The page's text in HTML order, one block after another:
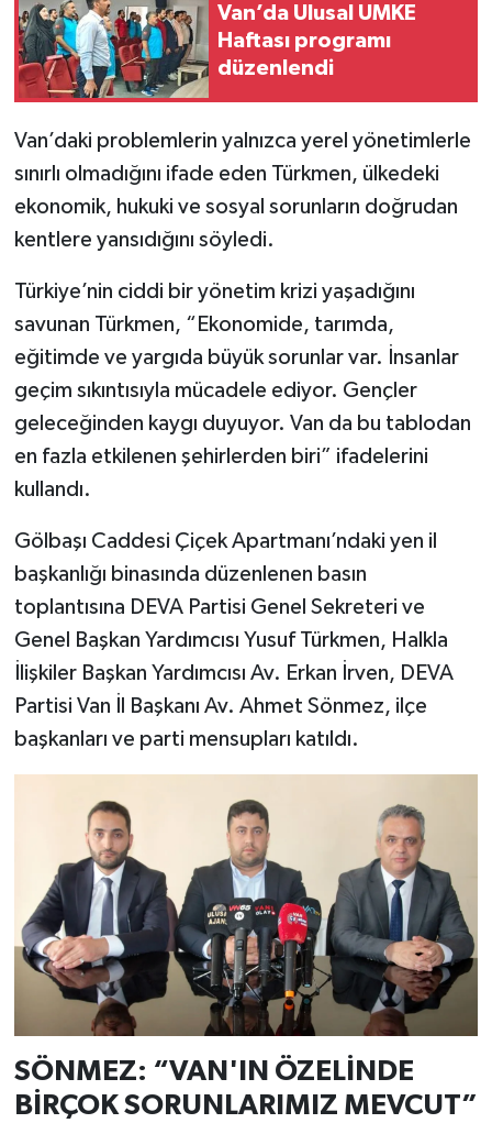
Van’da Ulusal UMKE
Haftası programı
düzenlendi
Van’daki problemlerin yalnızca yerel yönetimlerle
sınırlı olmadığını ifade eden Türkmen, ülkedeki
ekonomik, hukuki ve sosyal sorunların doğrudan
kentlere yansıdığını söyledi.
Türkiye’nin ciddi bir yönetim krizi yaşadığını
savunan Türkmen, “Ekonomide, tarımda,
eğitimde ve yargıda büyük sorunlar var. İnsanlar
geçim sıkıntısıyla mücadele ediyor. Gençler
geleceğinden kaygı duyuyor. Van da bu tablodan
en fazla etkilenen şehirlerden biri” ifadelerini
kullandı.
Gölbaşı Caddesi Çiçek Apartmanı’ndaki yen il
başkanlığı binasında düzenlenen basın
toplantısına DEVA Partisi Genel Sekreteri ve
Genel Başkan Yardımcısı Yusuf Türkmen, Halkla
İlişkiler Başkan Yardımcısı Av. Erkan İrven, DEVA
Partisi Van İl Başkanı Av. Ahmet Sönmez, ilçe
başkanları ve parti mensupları katıldı.
SÖNMEZ: “VAN'IN ÖZELİNDE
BİRÇOK SORUNLARIMIZ MEVCUT”